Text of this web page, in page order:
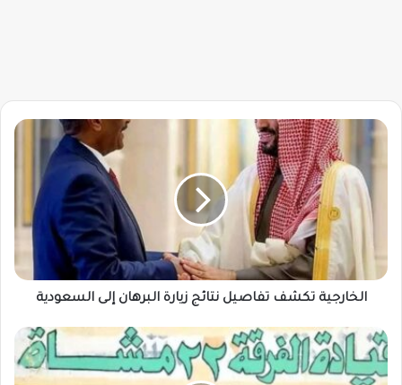
الخارجية
تفاصيل
نتائج
زيارة
البرهان
السعودية
الخارجية تكشف تفاصيل نتائج زيارة البرهان إلى السعودية
إطلاق
سراح
المئات